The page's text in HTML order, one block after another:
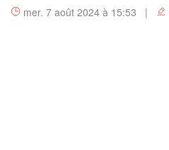
mer. 7 août 2024 à 15:53 |